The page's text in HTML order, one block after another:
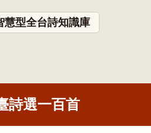
慧型全台詩知識庫
詩選一百首